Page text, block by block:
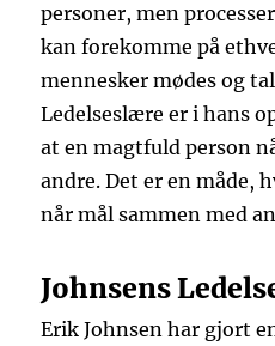
personer, men
kan forekomme på
mennesker mødes og
Ledelseslære er i hans
at en magtfuld person
andre. Det er en måde,
når mål sammen med
Johnsens
Erik Johnsen har gjort